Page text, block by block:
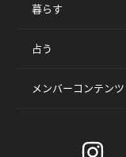
暮らす
占う
メンバーコンテンツ